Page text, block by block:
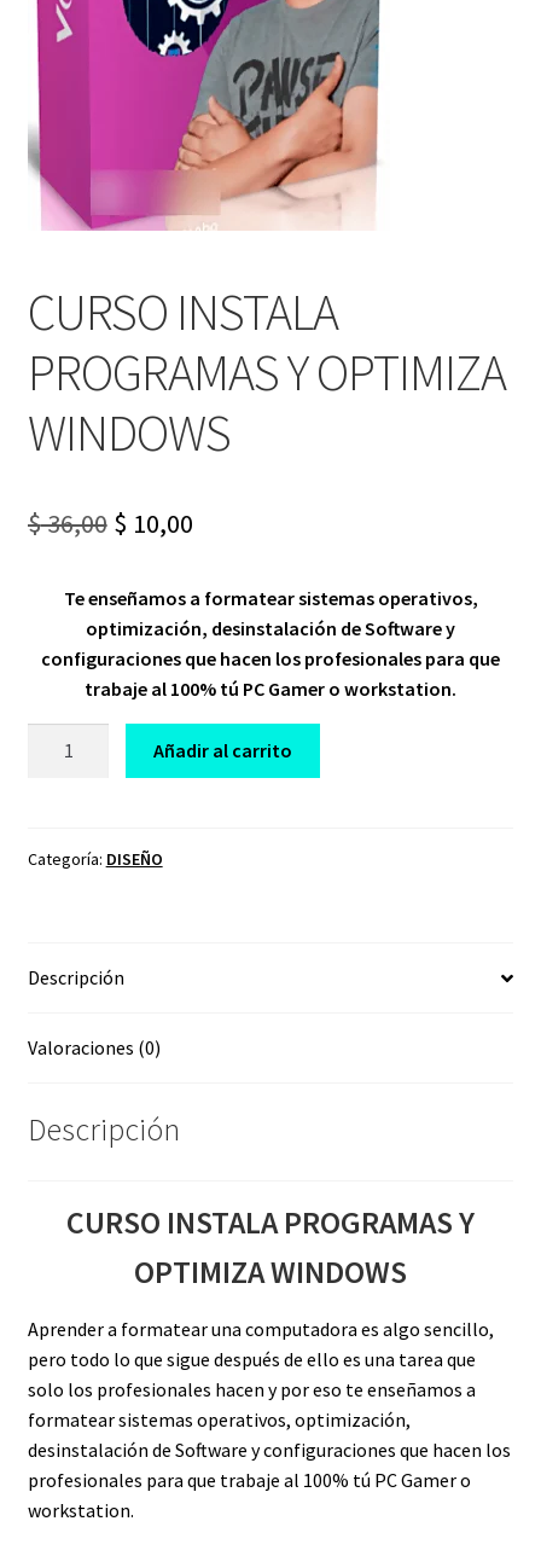
CURSO INSTALA
PROGRAMAS Y OPTIMIZA
WINDOWS
$36,00 Original
was:
$ 36,00.
$ 10,00Current
is:
$ 10,00.
Te enseñamos a formatear sistemas operativos,
optimización, desinstalación de Software y
configuraciones que hacen los profesionales para que
trabaje al 100% tú PC Gamer o workstation.
OPTIMIZA
Añadir al carrito
Categoría: DISEÑO
Descripción
Valoraciones (0)
Descripción
CURSO INSTALA PROGRAMAS Y
OPTIMIZA WINDOWS
Aprender a formatear una computadora es algo sencillo,
pero todo lo que sigue después de ello es una tarea que
solo los profesionales hacen y por eso te enseñamos a
formatear sistemas operativos, optimización,
desinstalación de Software y configuraciones que hacen los
profesionales para que trabaje al 100% tú PC Gamer o
workstation.